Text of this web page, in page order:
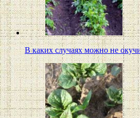
В каких случаях можно не